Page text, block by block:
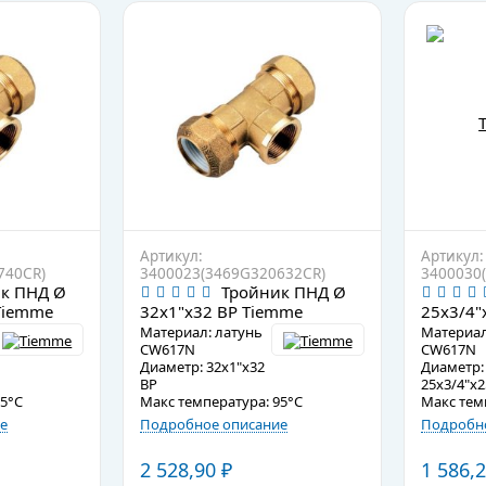
ПНД Ø
Артикул:
3400023(3469G320632CR)
Тройник ПНД Ø
32х1"х32 ВР Tiemme
Материал: латунь
CW617N
Диаметр: 32х1"х32
ВР
Макс температура: 95°C
Подробное описание
2 528,90₽
Артикул:
25х3/
CW617N
Диаметр:
25х3/
Макс
1